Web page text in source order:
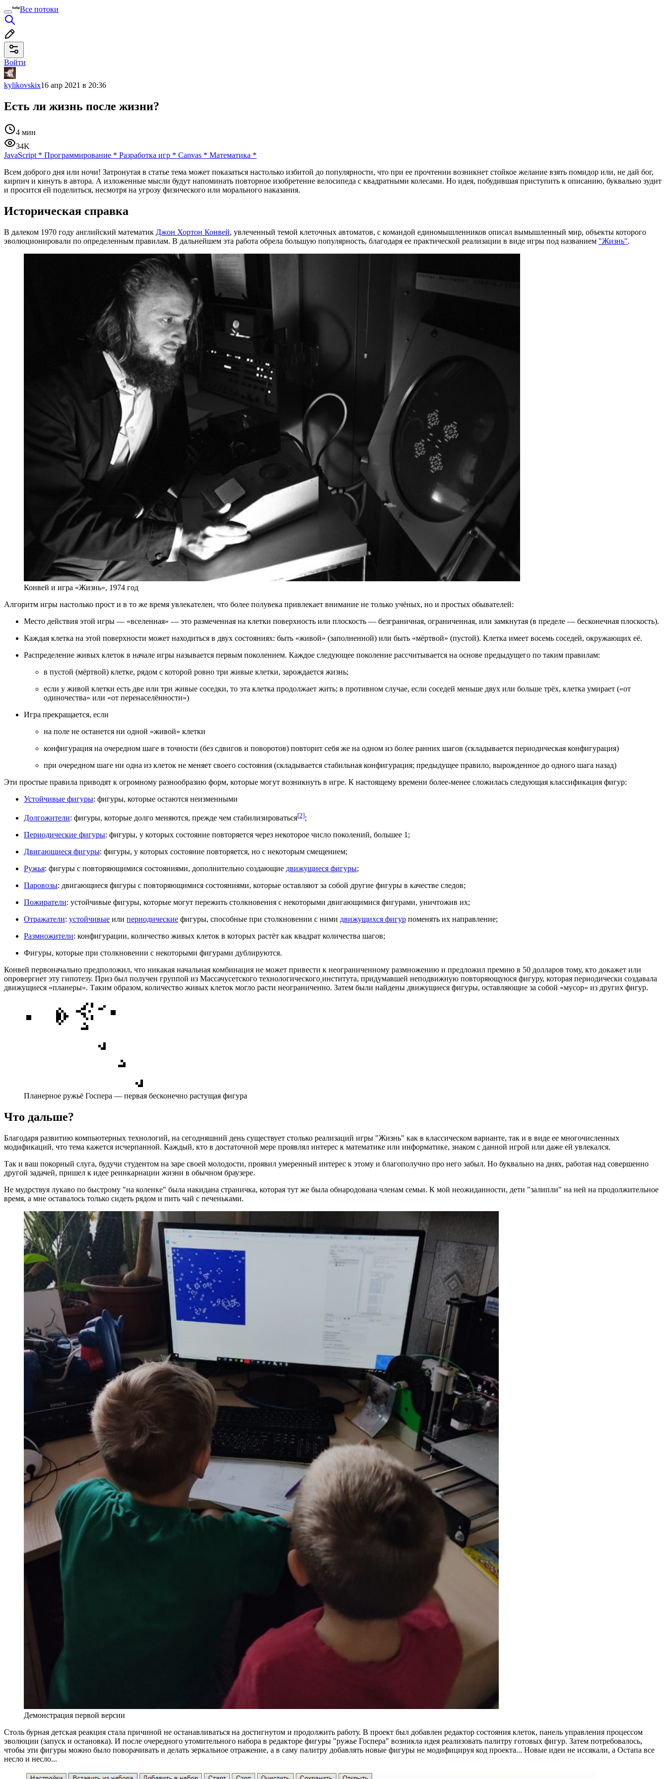
Все потоки
Войти
kylikovskix16 апр 2021 в 20:36
Есть ли жизнь после жизни?
4 мин
34K
JavaScript * Программирование * Разработка игр * Canvas * Математика *
Всем доброго дня или ночи! Затронутая в статье тема может показаться настолько избитой до популярности, что при ее прочтении возникнет стойкое желание взять помидор или, не дай бог,
кирпич и кинуть в автора. А изложенные мысли будут напоминать повторное изобретение велосипеда с квадратными колесами. Но идея, побудившая приступить к описанию, буквально зудит
и просится ей поделиться, несмотря на угрозу физического или морального наказания.
Историческая справка
В далеком 1970 году английский математик Джон Хортон Конвей, увлеченный темой клеточных автоматов, с командой единомышленников описал вымышленный мир, объекты которого
эволюционировали по определенным правилам. В дальнейшем эта работа обрела большую популярность, благодаря ее практической реализации в виде игры под названием "Жизнь".
Конвей и игра «Жизнь», 1974 год
Алгоритм игры настолько прост и в то же время увлекателен, что более полувека привлекает внимание не только учёных, но и простых обывателей:
Место действия этой игры — «вселенная» — это размеченная на клетки поверхность или плоскость — безграничная, ограниченная, или замкнутая (в пределе — бесконечная плоскость).
Каждая клетка на этой поверхности может находиться в двух состояниях: быть «живой» (заполненной) или быть «мёртвой» (пустой). Клетка имеет восемь соседей, окружающих её.
Распределение живых клеток в начале игры называется первым поколением. Каждое следующее поколение рассчитывается на основе предыдущего по таким правилам:
в пустой (мёртвой) клетке, рядом с которой ровно три живые клетки, зарождается жизнь;
если у живой клетки есть две или три живые соседки, то эта клетка продолжает жить; в противном случае, если соседей меньше двух или больше трёх, клетка умирает («от
одиночества» или «от перенаселённости»)
Игра прекращается, если
на поле не останется ни одной «живой» клетки
конфигурация на очередном шаге в точности (без сдвигов и поворотов) повторит себя же на одном из более ранних шагов (складывается периодическая конфигурация)
при очередном шаге ни одна из клеток не меняет своего состояния (складывается стабильная конфигурация; предыдущее правило, вырожденное до одного шага назад)
Эти простые правила приводят к огромному разнообразию форм, которые могут возникнуть в игре. К настоящему времени более-менее сложилась следующая классификация фигур:
Устойчивые фигуры: фигуры, которые остаются неизменными
Долгожители: фигуры, которые долго меняются, прежде чем стабилизироваться[2];
Периодические фигуры: фигуры, у которых состояние повторяется через некоторое число поколений, большее 1;
Двигающиеся фигуры: фигуры, у которых состояние повторяется, но с некоторым смещением;
Ружья: фигуры с повторяющимися состояниями, дополнительно создающие движущиеся фигуры;
Паровозы: двигающиеся фигуры с повторяющимися состояниями, которые оставляют за собой другие фигуры в качестве следов;
Пожиратели: устойчивые фигуры, которые могут пережить столкновения с некоторыми двигающимися фигурами, уничтожив их;
Отражатели: устойчивые или периодические фигуры, способные при столкновении с ними движущихся фигур поменять их направление;
Размножители: конфигурации, количество живых клеток в которых растёт как квадрат количества шагов;
Фигуры, которые при столкновении с некоторыми фигурами дублируются.
Конвей первоначально предположил, что никакая начальная комбинация не может привести к неограниченному размножению и предложил премию в 50 долларов тому, кто докажет или
опровергнет эту гипотезу. Приз был получен группой из Массачусетского технологического института, придумавшей неподвижную повторяющуюся фигуру, которая периодически создавала
движущиеся «планеры». Таким образом, количество живых клеток могло расти неограниченно. Затем были найдены движущиеся фигуры, оставляющие за собой «мусор» из других фигур.
Планерное ружьё Госпера — первая бесконечно растущая фигура
Что дальше?
Благодаря развитию компьютерных технологий, на сегодняшний день существует столько реализаций игры "Жизнь" как в классическом варианте, так и в виде ее многочисленных
модификаций, что тема кажется исчерпанной. Каждый, кто в достаточной мере проявлял интерес к математике или информатике, знаком с данной игрой или даже ей увлекался.
Так и ваш покорный слуга, будучи студентом на заре своей молодости, проявил умеренный интерес к этому и благополучно про него забыл. Но буквально на днях, работая над совершенно
другой задачей, пришел к идее реинкарнации жизни в обычном браузере.
Не мудрствуя лукаво по быстрому "на коленке" была накидана страничка, которая тут же была обнародована членам семьи. К мой неожиданности, дети "залипли" на ней на продолжительное
время, а мне оставалось только сидеть рядом и пить чай с печеньками.
Демонстрация первой версии
Столь бурная детская реакция стала причиной не останавливаться на достигнутом и продолжить работу. В проект был добавлен редактор состояния клеток, панель управления процессом
эволюции (запуск и остановка). И после очередного утомительного набора в редакторе фигуры "ружье Госпера" возникла идея реализовать палитру готовых фигур. Затем потребовалось,
чтобы эти фигуры можно было поворачивать и делать зеркальное отражение, а в саму палитру добавлять новые фигуры не модифицируя код проекта... Новые идеи не иссякали, а Остапа все
несло и несло...